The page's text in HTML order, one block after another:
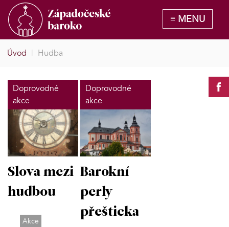
Úvod | Hudba
Doprovodné
akce
Slova mezi
hudbou
Akce
Doprovodné
akce
Barokní
perly
přešticka